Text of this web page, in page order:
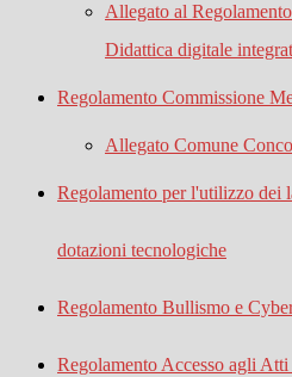
Allegato al
Didattica digitale
Regolamento Commissione
Allegato Comune
Regolamento per l'utilizzo dei
dotazioni tecnologiche
Regolamento Bullismo e
Regolamento Accesso agli